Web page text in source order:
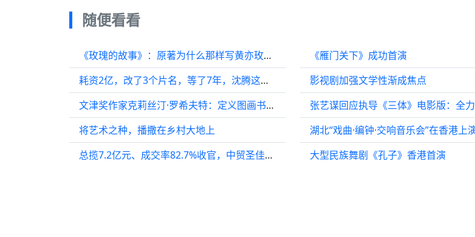
随便看看
《玫瑰的故事》：原著为什么那样写黄亦玫，知道原因后我释然了
耗资2亿，改了3个片名，等了7年，沈腾这部新片终于要来了
文津奖作家克莉丝汀·罗希夫特：定义图画书的“无限可能”
将艺术之种，播撒在乡村大地上
总揽7.2亿元、成交率82.7%收官，中贸圣佳2024春拍稳中有进
《雁门关下》成功首演
影视剧加强文学性渐成焦点
湖北“戏曲·编钟·交响音乐会”在香港上
大型民族舞剧《孔子》香港首演